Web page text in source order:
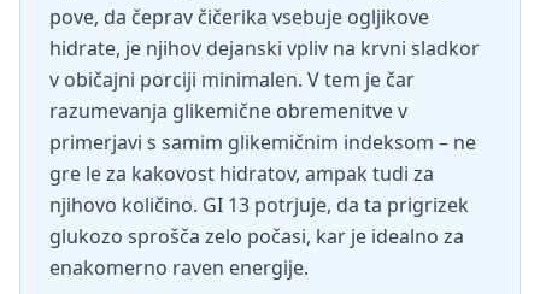
pove, da čeprav čičerika vsebuje ogljikove
hidrate, je njihov dejanski vpliv na krvni sladkor
v običajni porciji minimalen. V tem je čar
razumevanja glikemične obremenitve v
primerjavi s samim glikemičnim indeksom – ne
gre le za kakovost hidratov, ampak tudi za
njihovo količino. GI 13 potrjuje, da ta prigrizek
glukozo sprošča zelo počasi, kar je idealno za
enakomerno raven energije.